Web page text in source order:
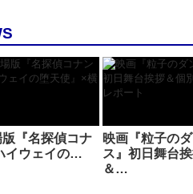
版『名探偵コナ
イウェイの…
映画『粒子の
ス』初日舞台
＆…